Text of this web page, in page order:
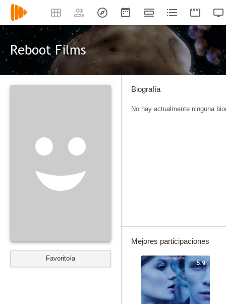
Reboot Films
Favorito/a
Biografía
No hay actualmente ninguna
Mejores participaciones
5.9